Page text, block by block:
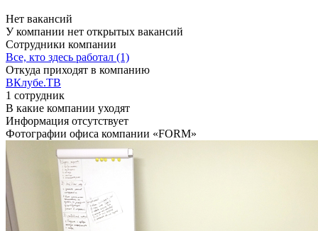
Нет вакансий
У компании нет открытых вакансий
Сотрудники компании
Все, кто здесь работал (1)
Откуда приходят в компанию
ВКлубе.ТВ
1 сотрудник
В какие компании уходят
Информация отсутствует
Фотографии офиса компании «FORM»